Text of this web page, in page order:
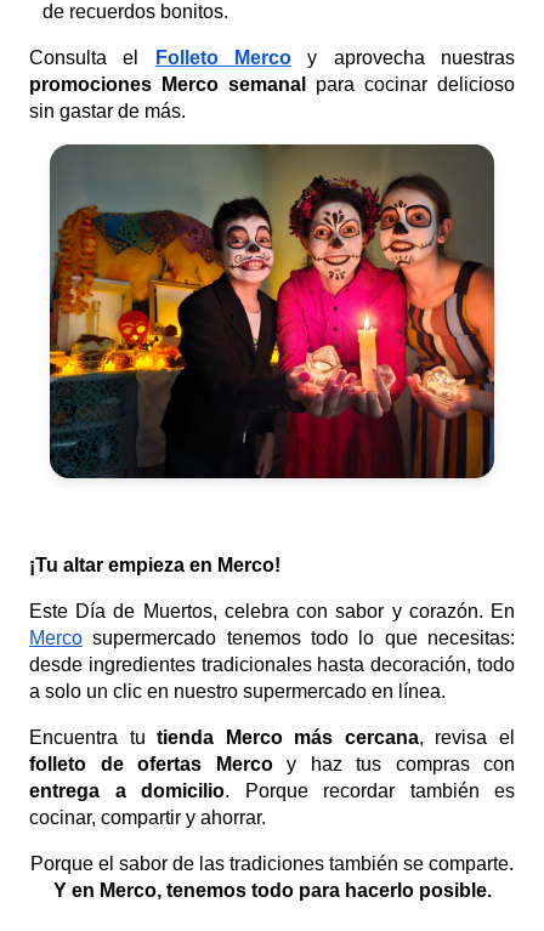
de recuerdos bonitos.
Consulta el Folleto Merco y aprovecha nuestras
promociones Merco semanal
para cocinar delicioso
sin gastar de más.
¡Tu altar empieza en Merco!
Este Día de Muertos, celebra con sabor y corazón. En
Merco supermercado tenemos todo lo que necesitas:
desde ingredientes tradicionales hasta decoración, todo
a solo un clic en nuestro supermercado en línea.
Encuentra tutienda Merco más cercana, revisa el
folleto de ofertas Mercoy haz tus compras con
entrega a domicilio. Porque recordar también es
cocinar, compartir y ahorrar.
Porque el sabor de las tradiciones también se comparte.
Y en Merco, tenemos todo para hacerlo posible.